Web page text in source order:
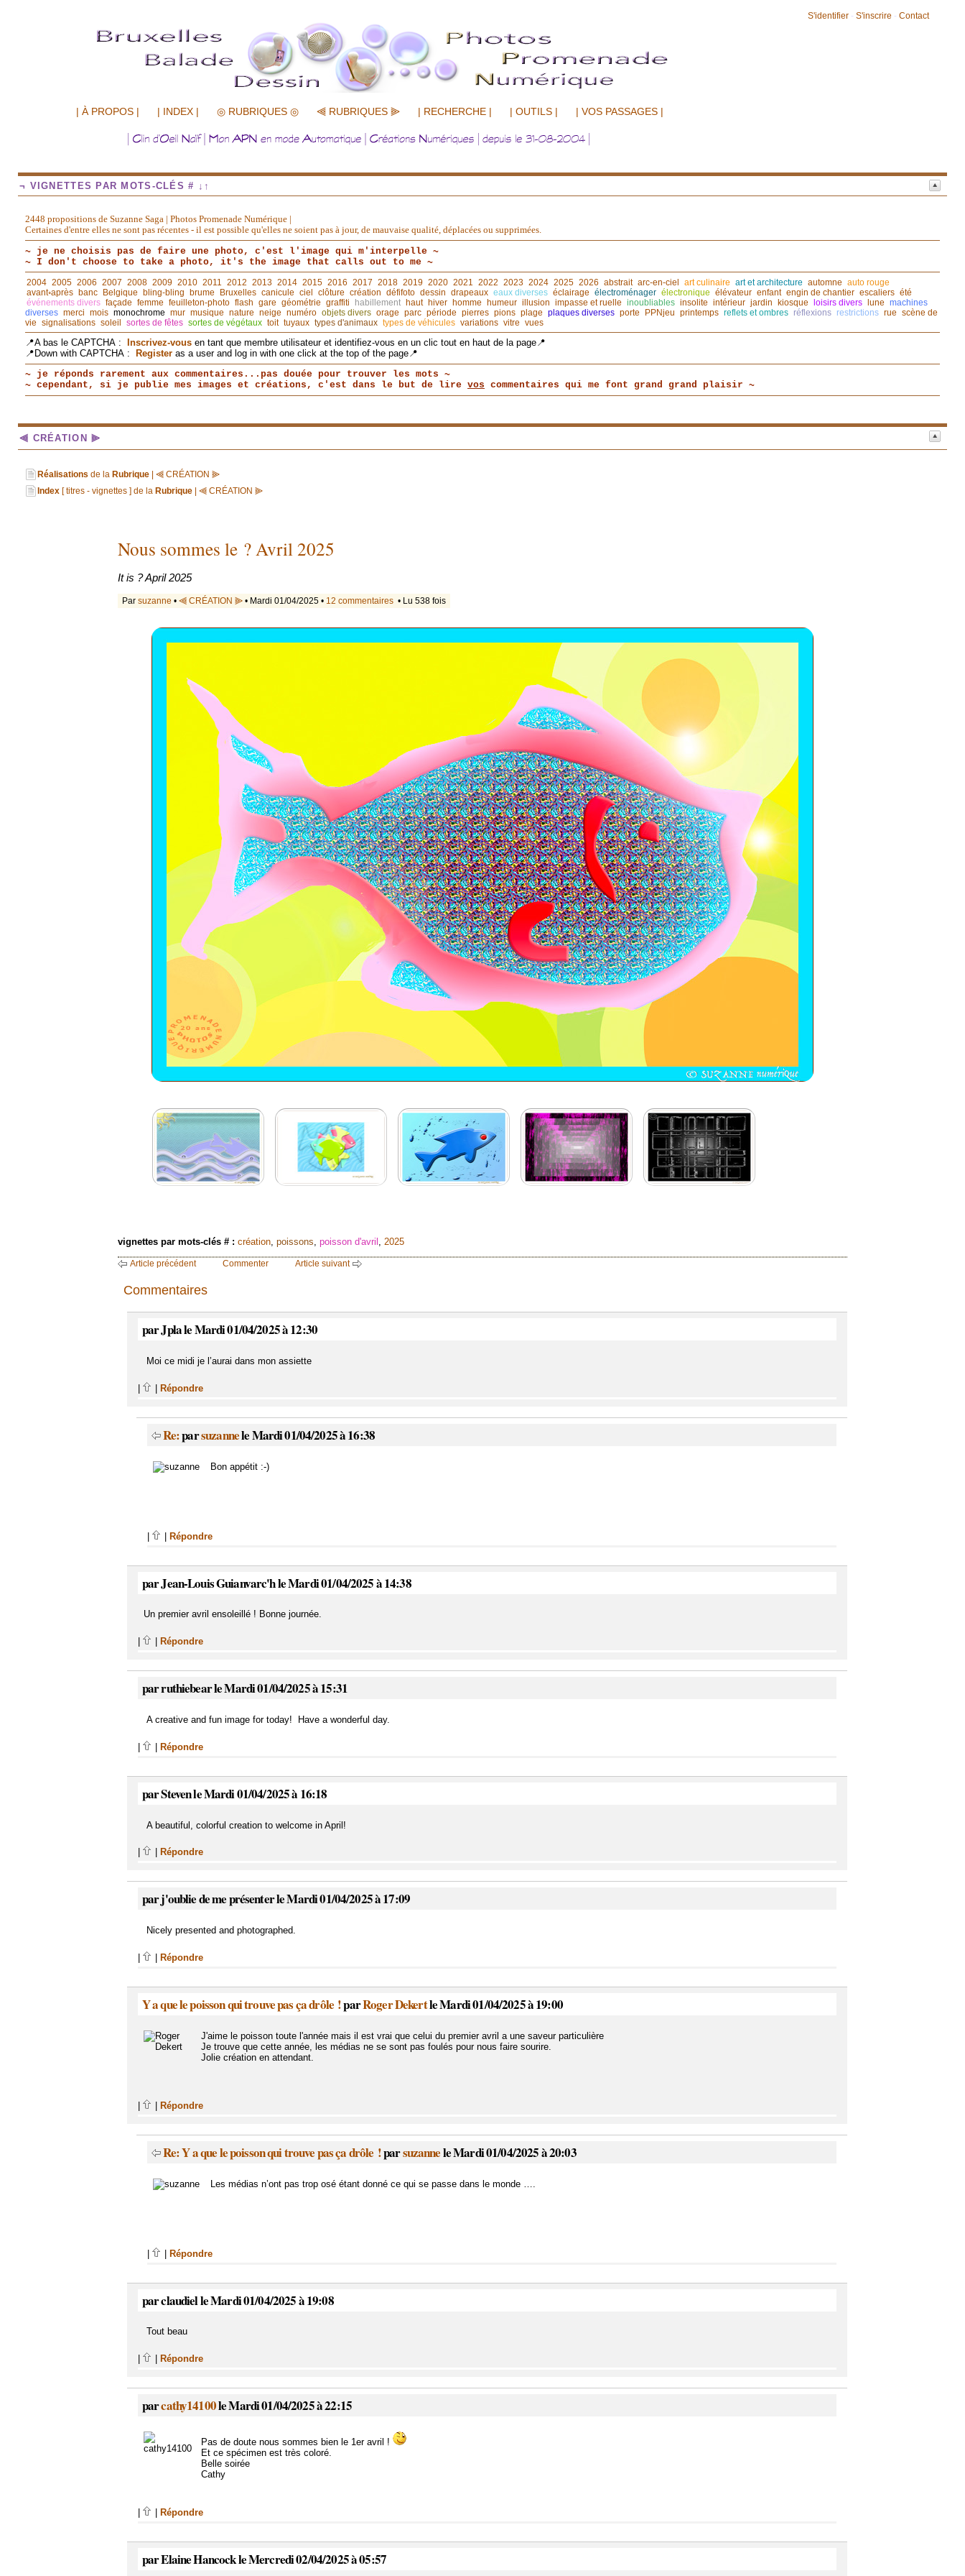
S'identifier - S'inscrire - Contact
| À PROPOS | | INDEX | ◎ RUBRIQUES ◎ ⫷ RUBRIQUES ⫸ | RECHERCHE | | OUTILS | | VOS PASSAGES |
¬ VIGNETTES PAR MOTS-CLÉS # ↓↑
2448 propositions de Suzanne Saga | Photos Promenade Numérique |
Certaines d'entre elles ne sont pas récentes - il est possible qu'elles ne soient pas à jour, de mauvaise qualité, déplacées ou supprimées.
~ je ne choisis pas de faire une photo, c'est l'image qui m'interpelle ~
~ I don't choose to take a photo, it's the image that calls out to me ~
2004 2005 2006 2007 2008 2009 2010 2011 2012 2013 2014 2015 2016 2017 2018 2019 2020 2021 2022 2023 2024 2025 2026 abstrait arc-en-ciel art culinaire art et architecture automne auto rouge
avant◦après banc Belgique bling-bling brume Bruxelles canicule ciel clôture création défifoto dessin drapeaux eaux diverses éclairage électroménager électronique élévateur enfant engin de chantier escaliers été
événements divers façade femme feuilleton-photo flash gare géométrie graffiti habillement haut hiver homme humeur illusion impasse et ruelle inoubliables insolite intérieur jardin kiosque loisirs divers lune machines
diverses merci mois monochrome mur musique nature neige numéro objets divers orage parc période pierres pions plage plaques diverses porte PPNjeu printemps reflets et ombres réflexions restrictions rue scène de
vie signalisations soleil sortes de fêtes sortes de végétaux toit tuyaux types d'animaux types de véhicules variations vitre vues
📍A bas le CAPTCHA : Inscrivez-vous en tant que membre utilisateur et identifiez-vous en un clic tout en haut de la page📍
📍Down with CAPTCHA :
Register as a user and log in with one click at the top of the page📍
~ je réponds rarement aux commentaires...pas douée pour trouver les mots ~
~ cependant, si je publie mes images et créations, c'est dans le but de lire vos commentaires qui me font grand grand plaisir ~
⫷ CRÉATION ⫸
Réalisations de la Rubrique
| ⫷ CRÉATION ⫸
Index [ titres - vignettes ] de la Rubrique | ⫷ CRÉATION ⫸
Nous sommes le ? Avril 2025
It is ? April 2025
Par suzanne • ⫷ CRÉATION ⫸ • Mardi 01/04/2025 • 12 commentaires • Lu 538 fois
vignettes par mots-clés # : création, poissons, poisson d'avril , 2025
Article précédent Commenter Article suivant
Commentaires
par Jpla le Mardi 01/04/2025 à 12:30
Moi ce midi je l’aurai dans mon assiette
Répondre
Re:parsuzannele Mardi 01/04/2025 à 16:38
Bon appétit :-)
| | Répondre
par Jean-Louis Guianvarc'h le Mardi 01/04/2025 à 14:38
Un premier avril ensoleillé ! Bonne journée.
Répondre
par ruthiebear le Mardi 01/04/2025 à 15:31
A creative and fun image for today! Have a wonderful day.
Répondre
par Steven le Mardi 01/04/2025 à 16:18
A beautiful, colorful creation to welcome in April!
Répondre
par j'oublie de me présenter le Mardi 01/04/2025 à 17:09
Nicely presented and photographed.
Répondre
Y a que le poisson qui trouve pas ça drôle !parRoger Dekertle Mardi 01/04/2025 à 19:00
J'aime le poisson toute l'année mais il est vrai que celui du premier avril a une saveur particulière
Je trouve que cette année, les médias ne se sont pas foulés pour nous faire sourire.
Jolie création en attendant.
Répondre
Re: Y a que le poisson qui trouve pas ça drôle !parsuzannele Mardi 01/04/2025 à 20:03
Les médias n’ont pas trop osé étant donné ce qui se passe dans le monde ….
| | Répondre
par claudiel le Mardi 01/04/2025 à 19:08
Tout beau
Répondre
parcathy14100le Mardi 01/04/2025 à 22:15
Pas de doute nous sommes bien le 1er avril !
Et ce spécimen est très coloré.
Belle soirée
Cathy
Répondre
par Elaine Hancock le Mercredi 02/04/2025 à 05:57